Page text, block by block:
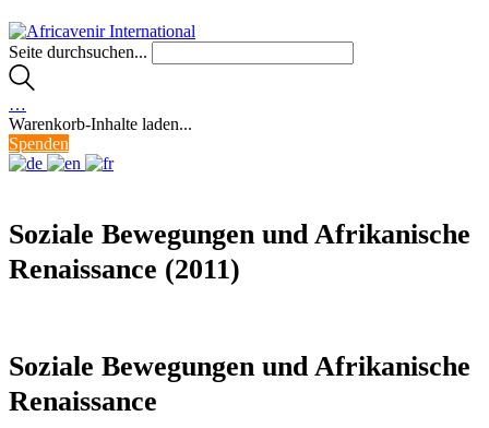
Seite durchsuchen...
…
Warenkorb-Inhalte laden...
Spenden
Soziale Bewegungen und Afrikanische
Renaissance (2011)
Soziale Bewegungen und Afrikanische
Renaissance